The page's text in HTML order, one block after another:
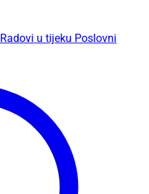
Radovi u tijeku Poslovni